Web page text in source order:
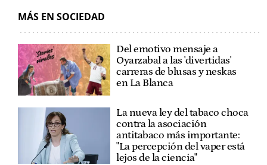
MÁS EN SOCIEDAD
Del emotivo mensaje a
Oyarzabal a las 'divertidas'
carreras de blusas y neskas
en La Blanca
La nueva ley del tabaco choca
contra la asociación
antitabaco más importante:
"La percepción del vaper está
lejos de la ciencia"